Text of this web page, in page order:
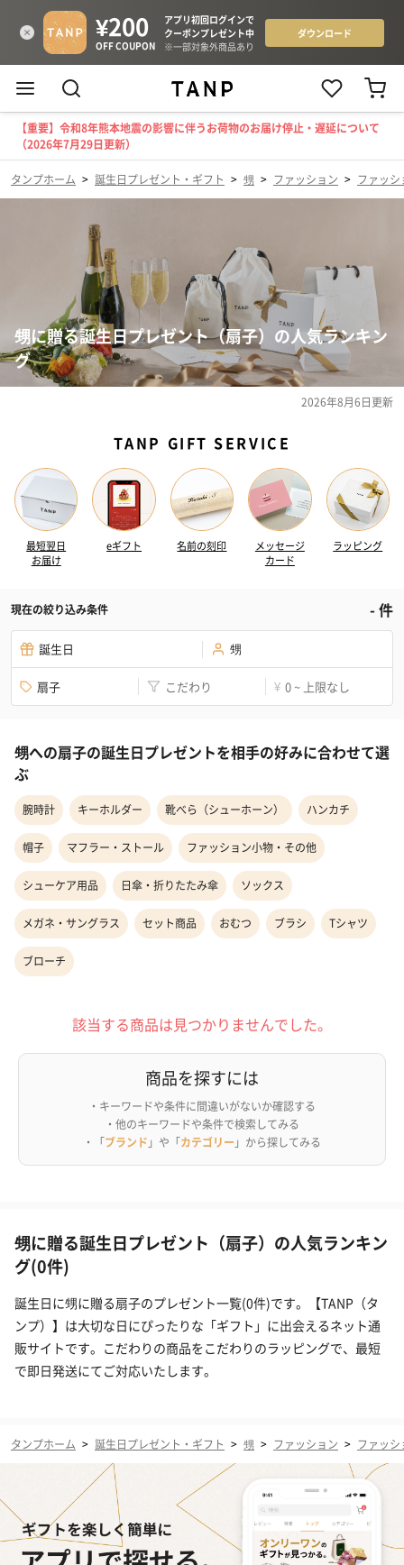
【重要】令和8年熊本地震の影響に伴うお荷物のお届け停止・遅延について
（2026年7月29日更新）
タンプホーム > 誕生日プレゼント・ギフト > 甥 > ファッション > ファッ
甥に贈る誕生日プレゼント（扇子）の人気ランキン
グ
2026年8月6日更新
TANP GIFT SERVICE
最短翌日
お届け
eギフト 名前の刻印
メッセージ
カード
ラッピング
現在の絞り込み条件 -件
誕生日 甥
扇子 こだわり ¥ 0 ~ 上限なし
甥への扇子の誕生日プレゼントを相手の好みに合わせて選
ぶ
腕時計 キーホルダー 靴べら（シューホーン） ハンカチ
帽子 マフラー・ストール ファッション小物・その他
シューケア用品 日傘・折りたたみ傘 ソックス
メガネ・サングラス セット商品 おむつ ブラシ Tシャツ
ブローチ
該当する商品は見つかりませんでした。
商品を探すには
・キーワードや条件に間違いがないか確認する
・他のキーワードや条件で検索してみる
・「ブランド 」や「カテゴリー 」から探してみる
甥に贈る誕生日プレゼント（扇子）の人気ランキン
グ(0件)
誕生日に甥に贈る扇子のプレゼント一覧(0件)です。【TANP（タ
ンプ）】は大切な日にぴったりな「ギフト」に出会えるネット通
販サイトです。こだわりの商品をこだわりのラッピングで、最短
で即日発送にてご対応いたします。
タンプホーム > 誕生日プレゼント・ギフト > 甥 > ファッション > ファッ